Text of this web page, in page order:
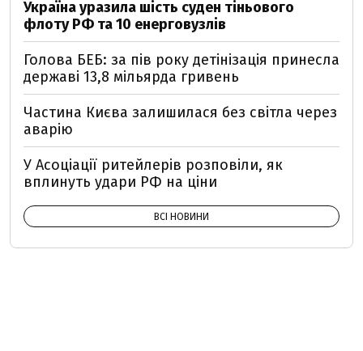
Україна уразила шість суден тіньового
флоту РФ та 10 енерговузлів
Голова БЕБ: за пів року детінізація принесла
державі 13,8 мільярда гривень
Частина Києва залишилася без світла через
аварію
У Асоціації ритейлерів розповіли, як
вплинуть удари РФ на ціни
ВСІ НОВИНИ